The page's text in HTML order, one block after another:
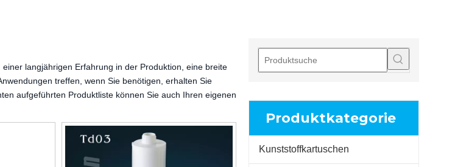
, einer langjährigen Erfahrung in der Produktion, eine breite
treffen, wenn Sie benötigen, erhalten Sie
aufgeführten Produktliste können Sie auch Ihren eigenen
Produktkategorie
Kunststoffkartuschen